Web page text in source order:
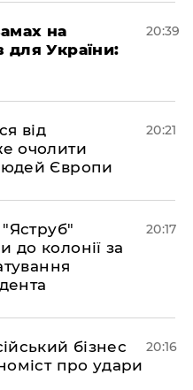
на
для України:
20:39
від
очолити
Європи
20:21
до колонії за
20:17
бізнес
про удари
20:16